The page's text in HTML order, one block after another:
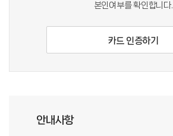
본인여부를 확인합니다.
카드 인증하기
안내사항